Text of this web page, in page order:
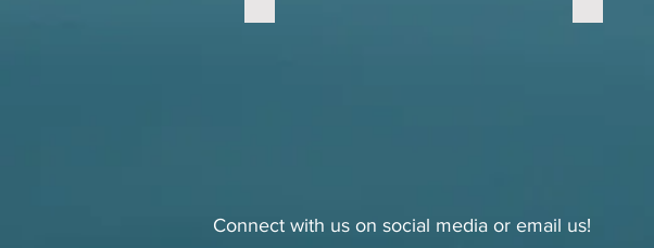
Connect with us on social media or email us!